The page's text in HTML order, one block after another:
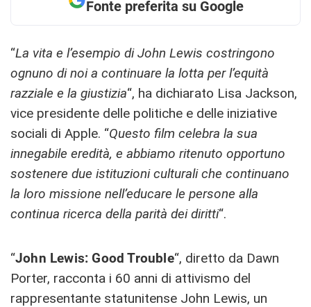
Fonte preferita su Google
“La vita e l’esempio di John Lewis costringono
ognuno di noi a continuare la lotta per l’equità
razziale e la giustizia“, ha dichiarato Lisa Jackson,
vice presidente delle politiche e delle iniziative
sociali di Apple. “Questo film celebra la sua
innegabile eredità, e abbiamo ritenuto opportuno
sostenere due istituzioni culturali che continuano
la loro missione nell’educare le persone alla
continua ricerca della parità dei diritti“.
“John Lewis: Good Trouble“, diretto da Dawn
Porter, racconta i 60 anni di attivismo del
rappresentante statunitense John Lewis, un